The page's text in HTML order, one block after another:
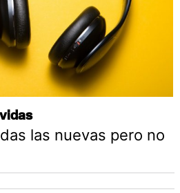
las nuevas pero no